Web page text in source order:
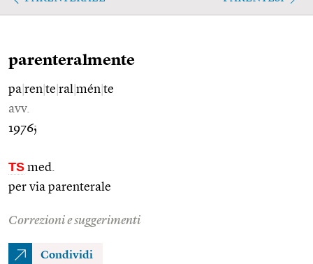
parenteralmente
pa ren te ral mén te
avv.
1976;
TS med.
per via parenterale
Correzioni e suggerimenti
Condividi